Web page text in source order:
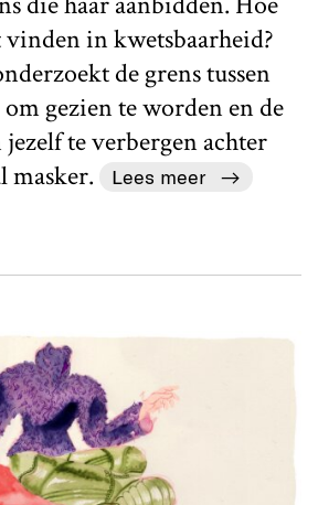
in kwetsbaarheid?
de grens tussen
gezien te worden en de
te verbergen achter
masker.
Lees meer